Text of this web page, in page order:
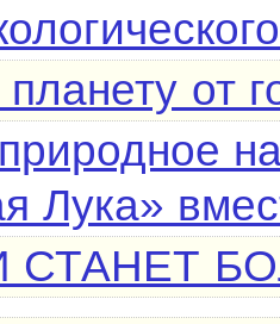
планету от
Лука»
СТАНЕТ